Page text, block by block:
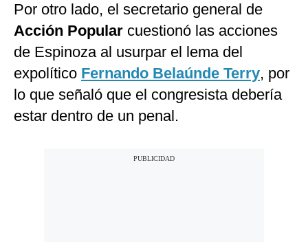
Por otro lado, el secretario general de
Acción Popular cuestionó las acciones
de Espinoza al usurpar el lema del
expolítico Fernando Belaúnde Terry, por
lo que señaló que el congresista debería
estar dentro de un penal.